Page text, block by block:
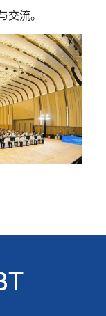
交流。